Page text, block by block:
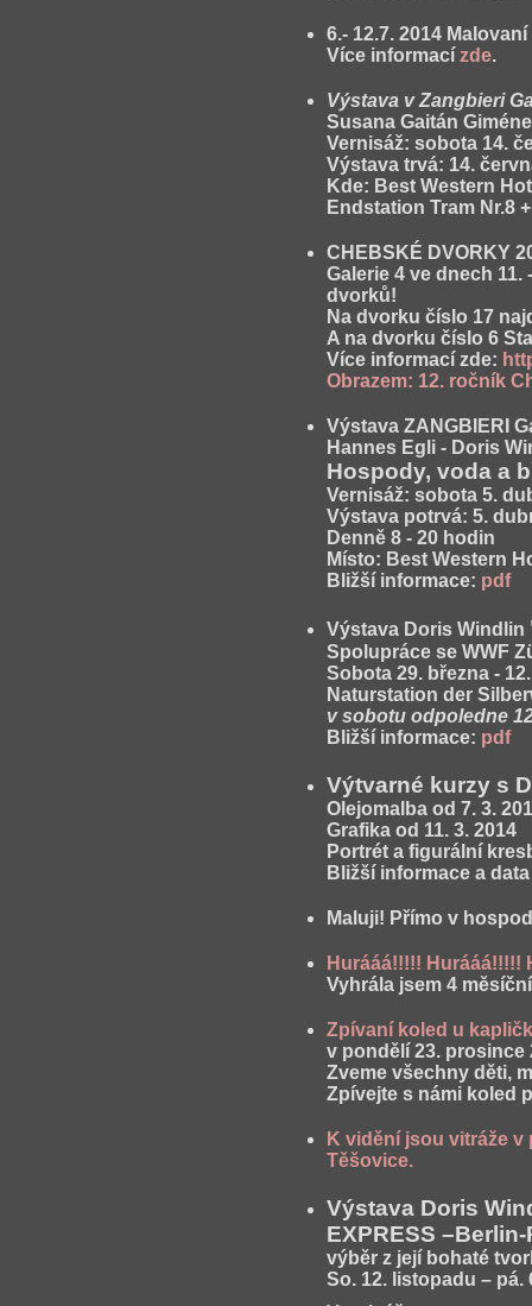
6.- 12.7. 2014
Více informací zde.
Výstava v Zangbieri
Susana Gaitán
Vernisáž: sobota 14.
Výstava trvá: 14.
Kde: Best Western
Endstation Tram Nr.8
CHEBSKÉ DVORKY
Galerie 4 ve dnech
dvorků!
Na dvorku číslo 17
A na dvorku číslo 6
Více informací zde:
Obrazem: 12. ročník
Výstava ZANGBIERI
Hannes Egli - Doris
Hospody, voda a
Vernisáž: sobota 5.
Výstava potrvá: 5.
Denně 8 - 20 hodin
Místo: Best Western
Bližší informace: pdf
Výstava Doris Windlin
Spolupráce se WWF
Sobota 29. března -
Naturstation der
v sobotu odpoledne
Bližší informace: pdf
Výtvarné kurzy s
Olejomalba od 7. 3.
Grafika od 11. 3. 2014
Portrét a figurální
Bližší informace a
Maluji! Přímo v
Hurááá!!!!! Hurááá!!!!!
Vyhrála jsem 4
Zpívaní koled u
v pondělí 23. prosince
Zveme všechny děti,
Zpívejte s námi koled
K vidění jsou vitráže
Těšovice.
Výstava Doris
EXPRESS
výběr z její bohaté
So. 12. listopadu – pá.